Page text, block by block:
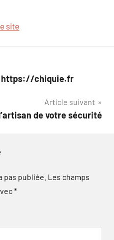
site
https://chiquie.fr
Article suivant
de votre sécurité
pas publiée. Les champs
*